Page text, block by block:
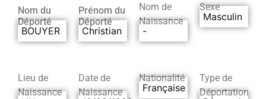
Nom du
Déporté
BOUYER
Prénom du
Déporté
Christian
Nom de
Naissance
-
Sexe
Masculin
Lieu de
Naissance
Date de
Naissance
Nationalité
Française
Type de
Déportation